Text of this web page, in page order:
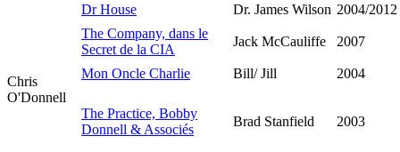
Dr House
Dr. James Wilson 2004/2012
Chris
O'Donnell
The Company, dans le
Secret de la CIA
Jack McCauliffe 2007
Mon Oncle Charlie Bill/ Jill 2004
The Practice, Bobby
Donnell & Associés
Brad Stanfield 2003